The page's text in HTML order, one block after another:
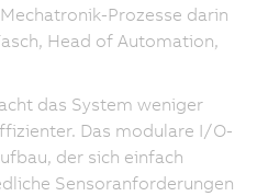
Prozesse darin
Head of Automation,
das System weniger
Das modulare I/O-
der sich einfach
Sensoranforderungen